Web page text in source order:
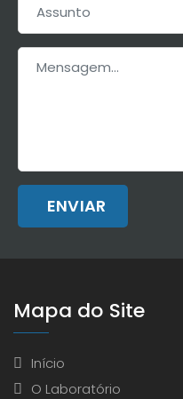
ENVIAR
Mapa do Site
Início
O Laboratório